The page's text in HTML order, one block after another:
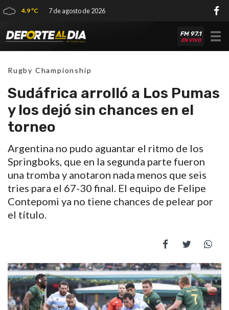
4.9 ºC 7 de agosto de 2026
FM 97.1
EN VIVO
Rugby Championship
Sudáfrica arrolló a Los Pumas
y los dejó sin chances en el
torneo
Argentina no pudo aguantar el ritmo de los
Springboks, que en la segunda parte fueron
una tromba y anotaron nada menos que seis
tries para el 67-30 final. El equipo de Felipe
Contepomi ya no tiene chances de pelear por
el título.